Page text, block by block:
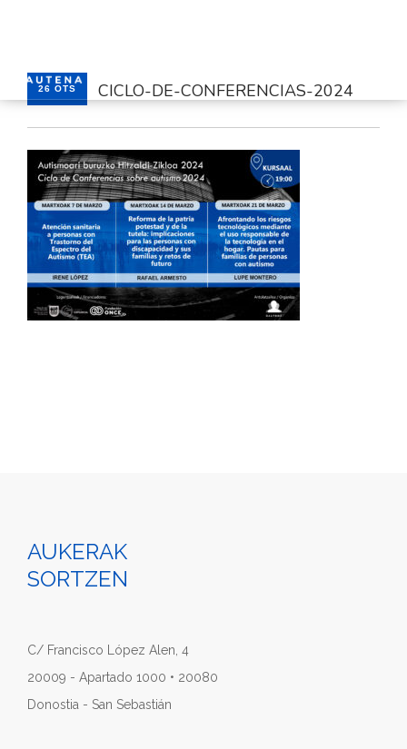
HASIERA
GAUTENA
AUTISMOA
KOMUNIKAZIOA
ZERBITZUAK
BERRIAK
HARREMANETARAKO
26 OTS CICLO-DE-CONFERENCIAS-2024
AUKERAK
SORTZEN
C/ Francisco López Alen, 4
20009 - Apartado 1000 • 20080
Donostia - San Sebastián